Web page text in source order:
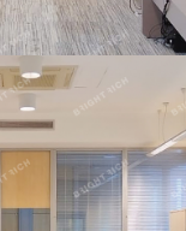
за объектом